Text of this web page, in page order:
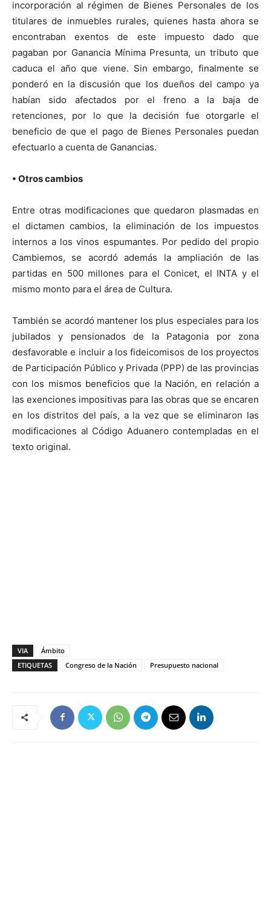
incorporación al régimen de Bienes Personales de los
titulares de inmuebles rurales, quienes hasta ahora se
encontraban exentos de este impuesto dado que
pagaban por Ganancia Mínima Presunta, un tributo que
caduca el año que viene. Sin embargo, finalmente se
ponderó en la discusión que los dueños del campo ya
habían sido afectados por el freno a la baja de
retenciones, por lo que la decisión fue otorgarle el
beneficio de que el pago de Bienes Personales puedan
efectuarlo a cuenta de Ganancias.
• Otros cambios
Entre otras modificaciones que quedaron plasmadas en
el dictamen cambios, la eliminación de los impuestos
internos a los vinos espumantes. Por pedido del propio
Cambiemos, se acordó además la ampliación de las
partidas en 500 millones para el Conicet, el INTA y el
mismo monto para el área de Cultura.
También se acordó mantener los plus especiales para los
jubilados y pensionados de la Patagonia por zona
desfavorable e incluir a los fideicomisos de los proyectos
de Participación Público y Privada (PPP) de las provincias
con los mismos beneficios que la Nación, en relación a
las exenciones impositivas para las obras que se encaren
en los distritos del país, a la vez que se eliminaron las
modificaciones al Código Aduanero contempladas en el
texto original.
VIA
Ámbito
ETIQUETAS
Congreso de la Nación Presupuesto nacional